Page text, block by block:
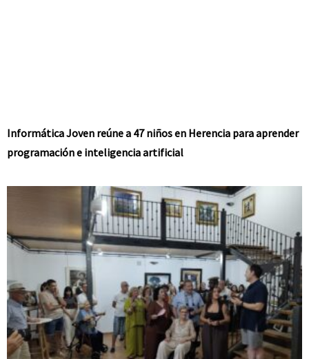
Informática Joven reúne a 47 niños en Herencia para aprender
programación e inteligencia artificial